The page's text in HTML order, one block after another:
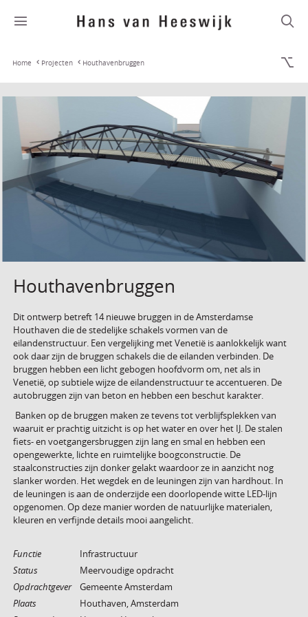
Home Projecten Houthavenbruggen
Houthavenbruggen
Dit ontwerp betreft 14 nieuwe bruggen in de Amsterdamse
Houthaven die de stedelijke schakels vormen van de
eilandenstructuur. Een vergelijking met Venetië is aanlokkelijk want
ook daar zijn de bruggen schakels die de eilanden verbinden. De
bruggen hebben een licht gebogen hoofdvorm om, net als in
Venetië, op subtiele wijze de eilandenstructuur te accentueren. De
autobruggen zijn van beton en hebben een beschut karakter.
Banken op de bruggen maken ze tevens tot verblijfsplekken van
waaruit er prachtig uitzicht is op het water en over het IJ. De stalen
fiets- en voetgangersbruggen zijn lang en smal en hebben een
opengewerkte, lichte en ruimtelijke boogconstructie. De
staalconstructies zijn donker gelakt waardoor ze in aanzicht nog
slanker worden. Het wegdek en de leuningen zijn van hardhout. In
de leuningen is aan de onderzijde een doorlopende witte LED-lijn
opgenomen. Op deze manier worden de natuurlijke materialen,
kleuren en verfijnde details mooi aangelicht.
Functie
Infrastructuur
Status
Meervoudige opdracht
Opdrachtgever
Gemeente Amsterdam
Plaats
Houthaven, Amsterdam